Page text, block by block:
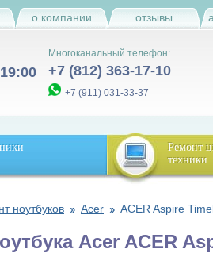
о компании отзывы
Многоканальный телефон:
+7 (812) 363-17-10
+7 (911) 031-33-37
Ремонт
техники
ноутбуков Acer ACER Aspire
Acer ACER